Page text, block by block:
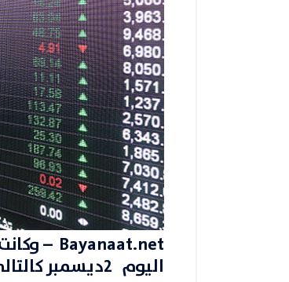
Bayanaat.net
–
اليوم 2ديسمبر كالتالي: